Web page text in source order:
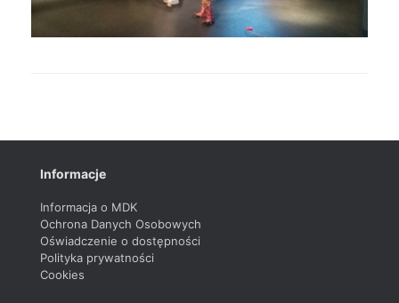
Informacje
Informacja o MDK
Ochrona Danych Osobowych
Oświadczenie o dostępności
Polityka prywatności
Cookies